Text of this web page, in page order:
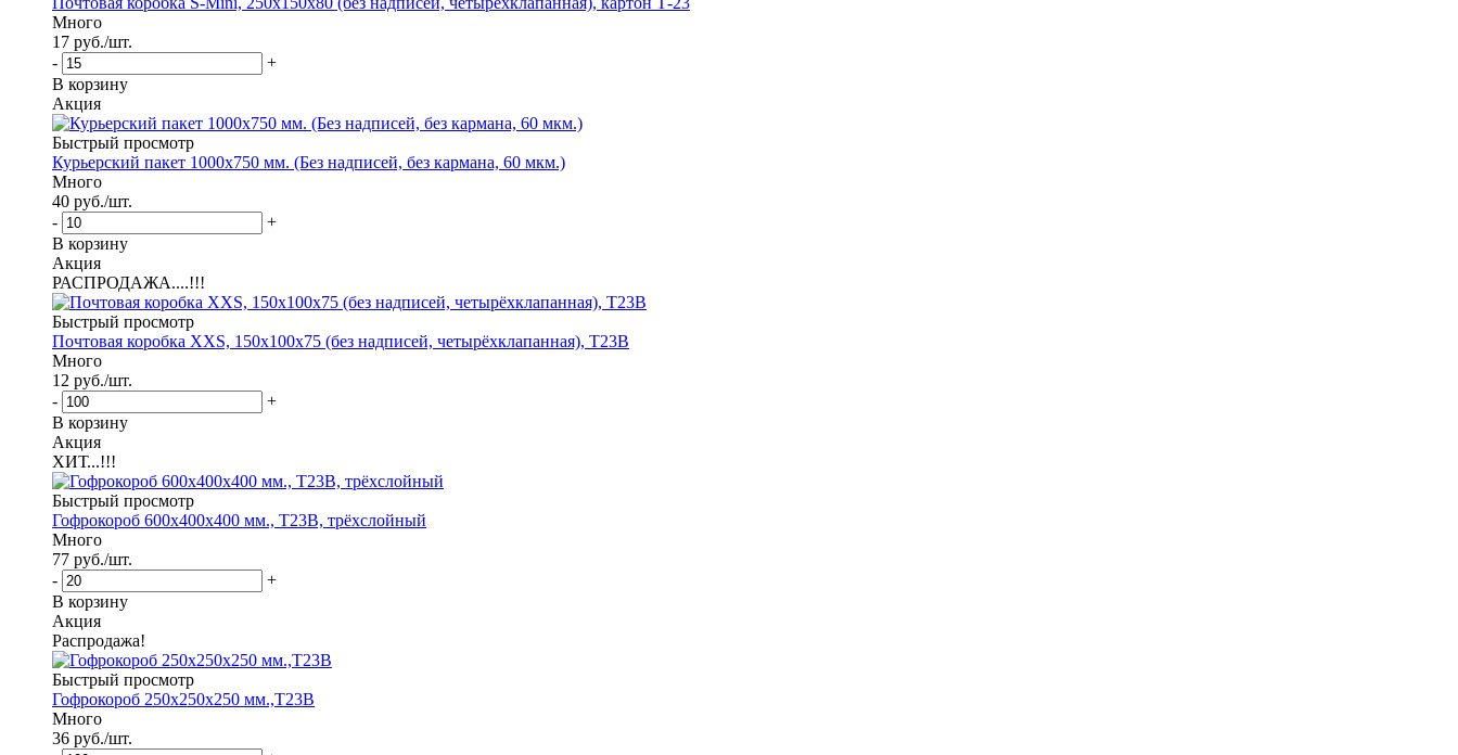
Много
17 руб./шт.
-
+
В корзину
Акция
Быстрый просмотр
Курьерский пакет 1000х750 мм. (Без надписей, без кармана, 60 мкм.)
Много
40 руб./шт.
-
+
В корзину
Акция
РАСПРОДАЖА....!!!
Быстрый просмотр
Почтовая коробка XXS, 150х100х75 (без надписей, четырёхклапанная), Т23В
Много
12 руб./шт.
-
+
В корзину
Акция
ХИТ...!!!
Быстрый просмотр
Гофрокороб 600х400х400 мм., Т23В, трёхслойный
Много
77 руб./шт.
-
+
В корзину
Акция
Распродажа!
Быстрый просмотр
Гофрокороб 250х250х250 мм.,Т23В
Много
36 руб./шт.